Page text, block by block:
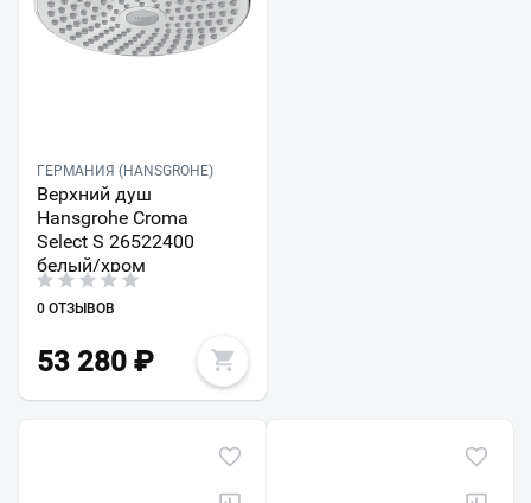
ГЕРМАНИЯ (HANSGROHE)
Верхний душ
Hansgrohe Croma
Select S 26522400
белый/хром
0 ОТЗЫВОВ
53 280 ₽